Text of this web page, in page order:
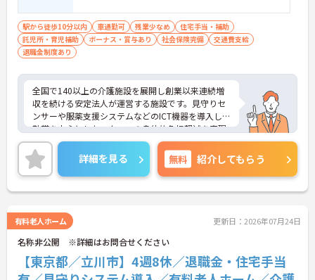
駅から徒歩10分以内 車通勤可 残業少なめ
住宅手当・補助
託児所・育児補助
ボーナス・賞与あり 社会保険完備
交通費支給
退職金制度あり
全国で140以上の介護施設を展開し創業以来連続増
収を続ける安定法人が運営する施設です。見守りセ
ンサーや服薬支援システムなどのICT機器を導入し夜
勤帯を中心としたスタッフの身体的負担軽減を実現
しています。独自のHITOWAアカデミーによる体系
的な研修制度や資格取得支援を通じて専門性を高め
られるほか、施設長や本部職への職種転換など一人
ひとりの希望に合わせた多様なキャリアパスを描け
ます。住宅手当や子ども手当などの福利厚生にくわ
ステージが変化しても将来を見据えて安心して働き
続けられる環境が整っています。
★おすすめPOINT★
【ICT設備の導入で身体的な負担を軽減できる環境で
詳細を見る 無料 紹介してもらう
有料老人ホーム 更新日：2026年07月24日
名称非公開 ※詳細はお問合せください
【東京都／立川市】4週8休／退職金・住宅手当